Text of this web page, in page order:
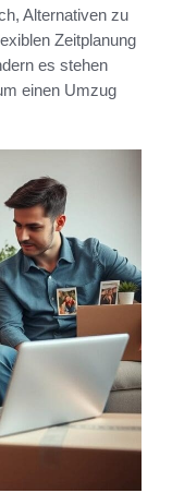
Alternativen zu
Zeitplanung
es stehen
einen Umzug